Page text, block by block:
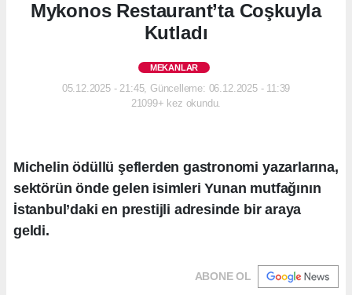
Mykonos Restaurant’ta Coşkuyla
Kutladı
MEKANLAR
05.12.2025 - 21:45, Güncelleme: 06.12.2025 - 11:39
21099+ kez okundu.
Michelin ödüllü şeflerden gastronomi yazarlarına,
sektörün önde gelen isimleri Yunan mutfağının
İstanbul’daki en prestijli adresinde bir araya
geldi.
ABONE OL